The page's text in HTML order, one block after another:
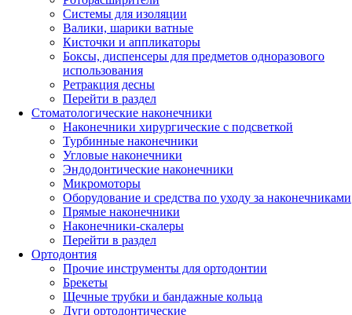
Системы для изоляции
Валики, шарики ватные
Кисточки и аппликаторы
Боксы, диспенсеры для предметов одноразового
использования
Ретракция десны
Перейти в раздел
Стоматологические наконечники
Наконечники хирургические с подсветкой
Турбинные наконечники
Угловые наконечники
Эндодонтические наконечники
Микромоторы
Оборудование и средства по уходу за наконечниками
Прямые наконечники
Наконечники-скалеры
Перейти в раздел
Ортодонтия
Прочие инструменты для ортодонтии
Брекеты
Щечные трубки и бандажные кольца
Дуги ортодонтические